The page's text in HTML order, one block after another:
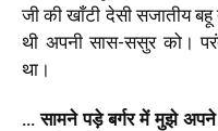
जी की खाँटी देसी सजातीय
थी अपनी सास-ससुर को।
था।
… सामने पड़े बर्गर में मुझे अपने